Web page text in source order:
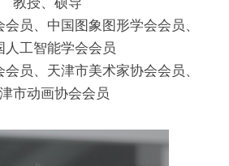
教授、硕导
员、中国图象图形学会会员、
人工智能学会会员
员、天津市美术家协会会员、
市动画协会会员